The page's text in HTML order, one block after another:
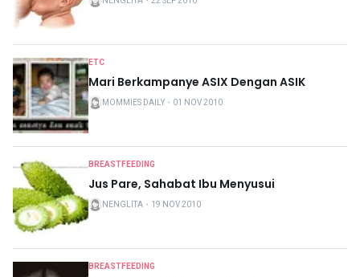
ETC
Mari Berkampanye ASIX Dengan ASIK
MOMMIES DAILY ・ 01 NOV 2010
BREASTFEEDING
Jus Pare, Sahabat Ibu Menyusui
NENGLITA ・ 19 NOV 2010
BREASTFEEDING